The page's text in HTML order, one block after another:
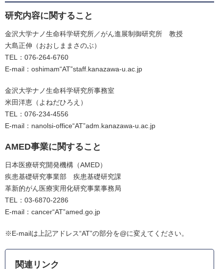
研究内容に関すること
金沢大学ナノ生命科学研究所／がん進展制御研究所 教授
大島正伸（おおしままさのぶ）
TEL：076-264-6760
E-mail：oshimam“AT”staff.kanazawa-u.ac.jp
金沢大学ナノ生命科学研究所事務室
米田洋恵（よねだひろえ）
TEL：076-234-4556
E-mail：nanolsi-office“AT”adm.kanazawa-u.ac.jp
AMED事業に関すること
日本医療研究開発機構（AMED）
疾患基礎研究事業部 疾患基礎研究課
革新的がん医療実用化研究事業事務局
TEL：03-6870-2286
E-mail：cancer“AT”amed.go.jp
※E-mailは上記アドレス“AT”の部分を@に変えてください。
関連リンク